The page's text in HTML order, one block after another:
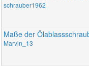
schrauber1962
Maße der
Marvin_13